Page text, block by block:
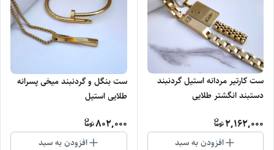
ست کارتیر مردانه استیل گردنبند
دستبند انگشتر طلایی
2,162,000
افزودن به سبد
ست بنگل و گردنبند میخی پسرانه
طلایی استیل
802,000
افزودن به سبد